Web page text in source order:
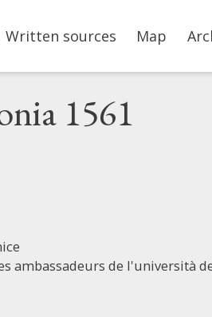
search
Main navigation
Written sources Map
1561
ambassadeurs de l'università